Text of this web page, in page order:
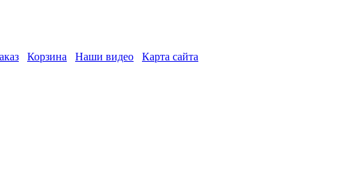
Корзина Наши видео Карта сайта